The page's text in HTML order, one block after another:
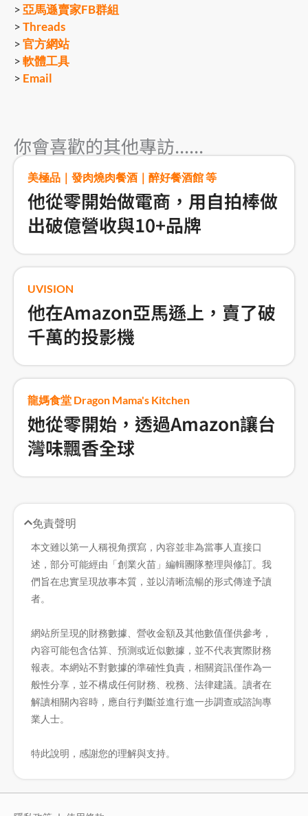
>亞馬遜賣家FB群組
>Threads
>官方網站
>軟體工具
> Email
你會喜歡的其他專訪......
美極品｜發肉燒肉餐酒｜醉好餐酒館 等
他從零開始做電商，用自拍棒做
出破億營收與10+品牌
UVISION
他在Amazon亞馬遜上，賣了破
千萬的投影機
龍媽食堂 Dragon Mama's Kitchen
她從零開始，透過Amazon讓台
灣味飄香全球
免責聲明
本文雖以第一人稱視角撰寫，內容並非為當事人直接口
述，部分可能經由「創業火苗」編輯團隊整理與修訂。我
們旨在忠實呈現故事本質，並以清晰流暢的形式傳達予讀
者。
網站所呈現的財務數據、營收金額及其他數值僅供參考，
內容可能包含估算、預測或近似數據，並不代表實際財務
報表。本網站不對數據的準確性負責，相關資訊僅作為一
般性分享，並不構成任何財務、稅務、法律建議。讀者在
解讀相關內容時，應自行判斷並進行進一步調查或諮詢專
業人士。
特此說明，感謝您的理解與支持。